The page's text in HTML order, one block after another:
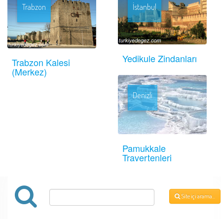
Trabzon
Trabzon Kalesi
(Merkez)
İstanbul
Yedikule Zindanları
Denizli
Pamukkale
Travertenleri
içi
Site içi arama...